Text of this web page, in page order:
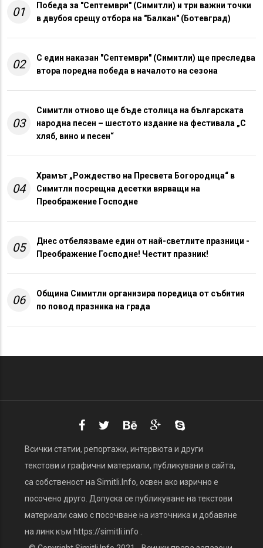
01
Победа за "Септември" (Симитли) и три важни точки
в двубоя срещу отбора на "Балкан" (Ботевград)
02
С един наказан "Септември" (Симитли) ще преследва
втора поредна победа в началото на сезона
03
Симитли отново ще бъде столица на българската
народна песен – шестото издание на фестивала „С
хляб, вино и песен“
04
Храмът „Рождество на Пресвета Богородица“ в
Симитли посрещна десетки вярващи на
Преображение Господне
05
Днес отбелязваме един от най-светлите празници -
Преображение Господне! Честит празник!
06
Община Симитли организира поредица от събития
по повод празника на града
Всички статии, репортажи, интервюта и други
текстови и графични материали, публикувани в сайта,
са собственост на Simitli.Info, освен ако изрично е
посочено друго. Допуска се публикуване на текстови
материали само с посочване на източника и добавяне
на линк към https://simitli.info .